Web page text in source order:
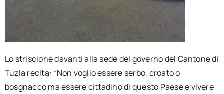
Lo striscione davanti alla sede del governo del Cantone di
Tuzla recita: “Non voglio essere serbo, croato o
bosgnacco ma essere cittadino di questo Paese e vivere